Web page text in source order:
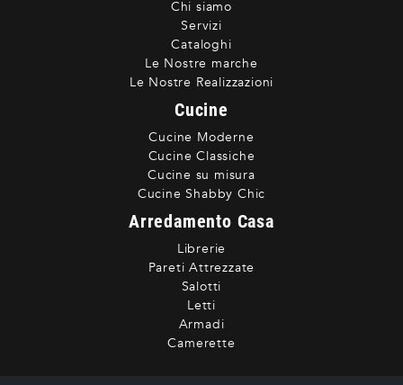
Chi siamo
Servizi
Cataloghi
Le Nostre marche
Le Nostre Realizzazioni
Cucine
Cucine Moderne
Cucine Classiche
Cucine su misura
Cucine Shabby Chic
Arredamento Casa
Librerie
Pareti Attrezzate
Salotti
Letti
Armadi
Camerette